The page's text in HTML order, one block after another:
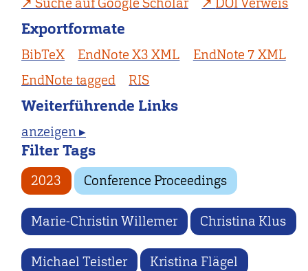
Exportformate
BibTeX EndNote X3 XML
EndNote 7 XML
EndNote tagged
RIS
Weiterführende Links
anzeigen ▸
Filter Tags
2023 Conference Proceedings
Marie-Christin Willemer Christina Klus
Michael Teistler Kristina Flägel